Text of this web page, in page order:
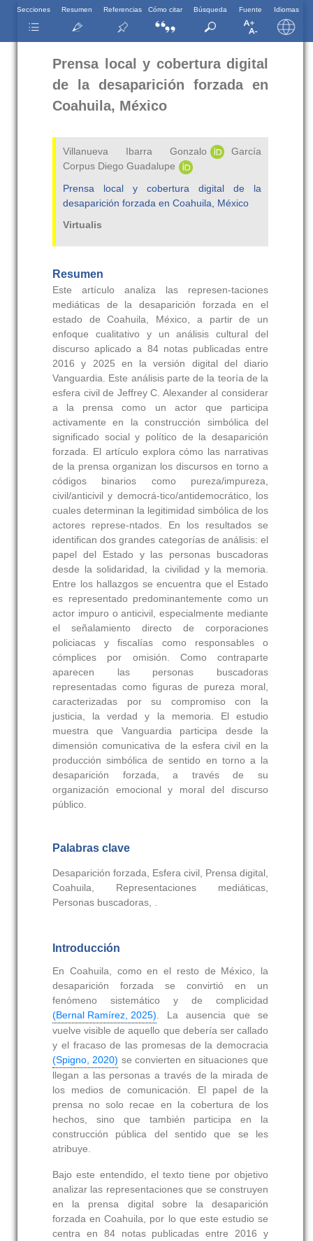
Secciones Resumen Referencias Cómo citar Búsqueda Fuente Idiomas
Prensa local y cobertura digital
de la desaparición forzada en
Coahuila, México
Villanueva Ibarra Gonzalo
García
Corpus Diego Guadalupe
Prensa local y cobertura digital de la
desaparición forzada en Coahuila, México
Virtualis
Resumen
Este artículo analiza las represen-taciones
mediáticas de la desaparición forzada en el
estado de Coahuila, México, a partir de un
enfoque cualitativo y un análisis cultural del
discurso aplicado a 84 notas publicadas entre
2016 y 2025 en la versión digital del diario
Vanguardia. Este análisis parte de la teoría de la
esfera civil de Jeffrey C. Alexander al considerar
a la prensa como un actor que participa
activamente en la construcción simbólica del
significado social y político de la desaparición
forzada. El artículo explora cómo las narrativas
de la prensa organizan los discursos en torno a
códigos binarios como pureza/impureza,
civil/anticivil y democrá-tico/antidemocrático, los
cuales determinan la legitimidad simbólica de los
actores represe-ntados. En los resultados se
identifican dos grandes categorías de análisis: el
papel del Estado y las personas buscadoras
desde la solidaridad, la civilidad y la memoria.
Entre los hallazgos se encuentra que el Estado
es representado predominantemente como un
actor impuro o anticivil, especialmente mediante
el señalamiento directo de corporaciones
policiacas y fiscalías como responsables o
cómplices por omisión. Como contraparte
aparecen las personas buscadoras
representadas como figuras de pureza moral,
caracterizadas por su compromiso con la
justicia, la verdad y la memoria. El estudio
muestra que Vanguardia participa desde la
dimensión comunicativa de la esfera civil en la
producción simbólica de sentido en torno a la
desaparición forzada, a través de su
organización emocional y moral del discurso
público.
Palabras clave
Desaparición forzada, Esfera civil, Prensa digital,
Coahuila, Representaciones mediáticas,
Personas buscadoras, .
Introducción
En Coahuila, como en el resto de México, la
desaparición forzada se convirtió en un
fenómeno sistemático y de complicidad
(Bernal Ramírez, 2025) . La ausencia que se
vuelve visible de aquello que debería ser callado
y el fracaso de las promesas de la democracia
(Spigno, 2020) se convierten en situaciones que
llegan a las personas a través de la mirada de
los medios de comunicación. El papel de la
prensa no solo recae en la cobertura de los
hechos, sino que también participa en la
construcción pública del sentido que se les
atribuye.
Bajo este entendido, el texto tiene por objetivo
analizar las representaciones que se construyen
en la prensa digital sobre la desaparición
forzada en Coahuila, por lo que este estudio se
centra en 84 notas publicadas entre 2016 y